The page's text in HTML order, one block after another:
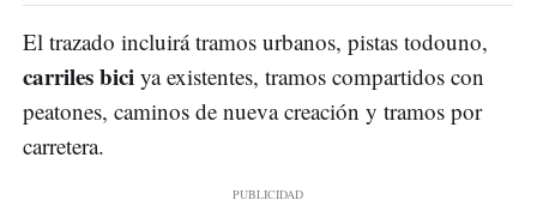
El trazado incluirá tramos urbanos, pistas todouno,
carriles bici ya existentes, tramos compartidos con
peatones, caminos de nueva creación y tramos por
carretera.